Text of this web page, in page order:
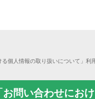
る個人情報の取り扱いについて」利
お問い合わせにおけ